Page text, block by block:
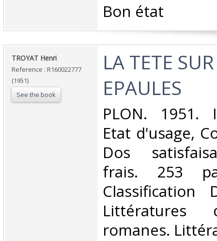
‎Bon état‎
‎TROYAT Henri‎
Reference : R160022777
(1951)
See the book
‎LA TETE
EPAULES‎
‎PLON. 1951.
Etat d'usage,
Dos
frais. 253
Classification
Littératures
romanes.